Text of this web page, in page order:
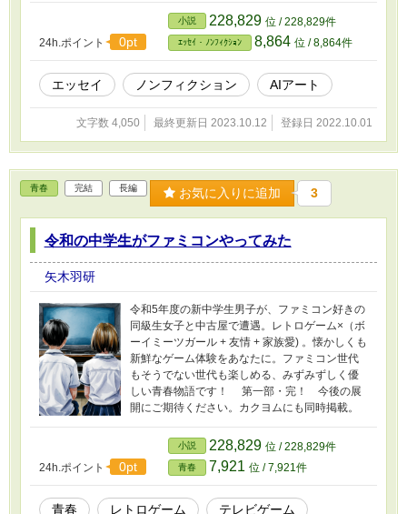
24h.ポイント 0pt
小説 228,829 位 / 228,829件
ｴｯｾｲ・ﾉﾝﾌｨｸｼｮﾝ 8,864 位 / 8,864件
エッセイ ノンフィクション AIアート
文字数 4,050 最終更新日 2023.10.12 登録日 2022.10.01
青春 完結 長編 お気に入りに追加 3
令和の中学生がファミコンやってみた
矢木羽研
令和5年度の新中学生男子が、ファミコン好きの
同級生女子と中古屋で遭遇。レトロゲーム×（ボ
ーイミーツガール + 友情 + 家族愛) 。懐かしくも
新鮮なゲーム体験をあなたに。ファミコン世代
もそうでない世代も楽しめる、みずみずしく優
しい青春物語です！ 第一部・完！ 今後の展
開にご期待ください。カクヨムにも同時掲載。
24h.ポイント 0pt
小説 228,829 位 / 228,829件
青春 7,921 位 / 7,921件
青春 レトロゲーム
テレビゲーム